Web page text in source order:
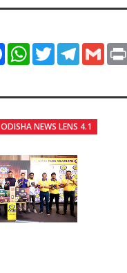
FacebookWhatsApp
TwitterTelegram
Gmail
ODISHA NEWS LENS 4.1